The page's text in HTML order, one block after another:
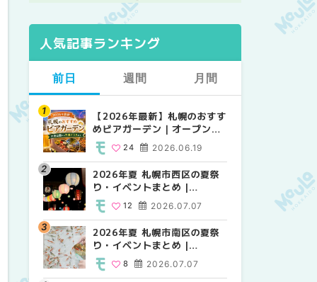
人気記事ランキング
前日
【2026年最新】札幌のおすす
めビアガーデン｜オープン日
順に徹底紹介！大通公園から
穴場テラスまで | MouLa
HOKKAIDO
2026.06.19
24
2026年夏 札幌市西区の夏祭
り・イベントまとめ |
MouLa HOKKAIDO
2026.07.07
12
2026年夏 札幌市南区の夏祭
り・イベントまとめ |
MouLa HOKKAIDO
2026.07.07
8
週間
【2026年最新】札幌のおすす
めビアガーデン｜オープン日
穴場テラスまで | MouLa
HOKKAIDO
24
2026年夏 札幌市西区の夏祭
り・イベントまとめ |
12
2026年夏 札幌市北区の夏祭
り・イベントまとめ |
9
月間
【2026年最新】札幌のおすす
めビアガーデン｜オープン日
穴場テラスまで | MouLa
HOKKAIDO
24
2026年夏 札幌市北区の夏祭
り・イベントまとめ |
9
2026年夏 札幌市西区の夏祭
り・イベントまとめ |
12